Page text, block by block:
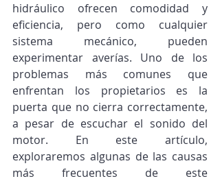
hidráulico ofrecen comodidad y
eficiencia, pero como cualquier
sistema mecánico, pueden
experimentar averías. Uno de los
problemas más comunes que
enfrentan los propietarios es la
puerta que no cierra correctamente,
a pesar de escuchar el sonido del
motor. En este artículo,
exploraremos algunas de las causas
más frecuentes de este